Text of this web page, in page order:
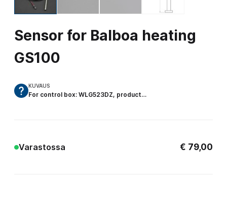
Sensor for Balboa heating
GS100
KUVAUS
For control box: WLG523DZ, product…
Varastossa € 79,00